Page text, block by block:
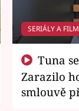
SERIÁLY A
Zarazilo
smlouvě